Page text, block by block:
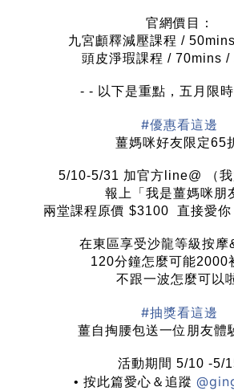
官網價目：
九宮顱釋減壓課程 /
頭皮淨瑕課程 / 70mins /
- - 以下是重點，五月限
#優惠看這邊
薑媽咪好友限定65
5/10-5/31 加官方line@ （我
報上「我是薑媽咪朋
兩堂課程原價 $3100 直接愛你
在東區享受沙龍等級按摩
120分鐘怎麼可能2000
不跟一波怎麼可以
#抽獎看這邊
薑自掏腰包送一位朋友體
活動期間 5/10 -5/
• 按此篇愛心＆追蹤